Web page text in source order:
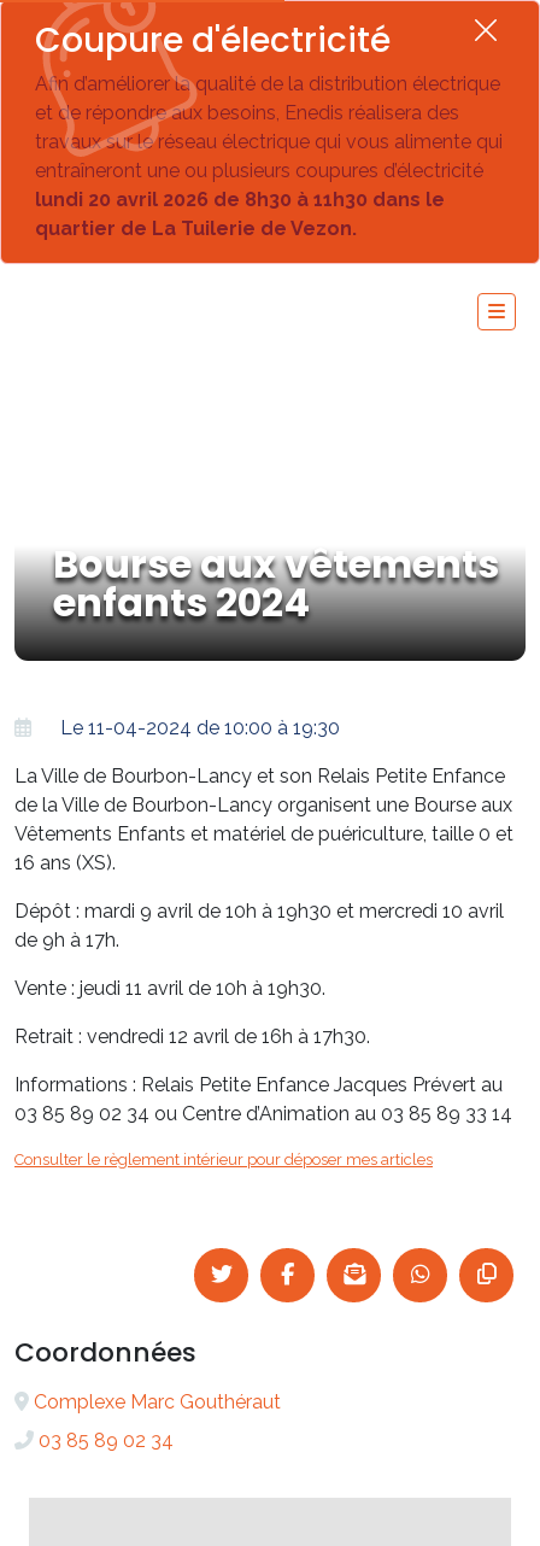
Coupure d'électricité
Afin d’améliorer la qualité de la distribution électrique
et de répondre aux besoins, Enedis réalisera des
travaux sur le réseau électrique qui vous alimente qui
entraîneront une ou plusieurs coupures d’électricité
lundi 20 avril 2026 de 8h30 à 11h30 dans le
quartier de La Tuilerie de Vezon.
Bourse aux vêtements
enfants 2024
Le 11-04-2024 de 10:00 à 19:30
La Ville de Bourbon-Lancy et son Relais Petite Enfance
de la Ville de Bourbon-Lancy organisent une Bourse aux
Vêtements Enfants et matériel de puériculture, taille 0 et
16 ans (XS).
Dépôt : mardi 9 avril de 10h à 19h30 et mercredi 10 avril
de 9h à 17h.
Vente : jeudi 11 avril de 10h à 19h30.
Retrait : vendredi 12 avril de 16h à 17h30.
Informations : Relais Petite Enfance Jacques Prévert au
03 85 89 02 34 ou Centre d’Animation au 03 85 89 33 14
Consulter le règlement intérieur pour déposer mes articles
Coordonnées
Complexe Marc Gouthéraut
03 85 89 02 34